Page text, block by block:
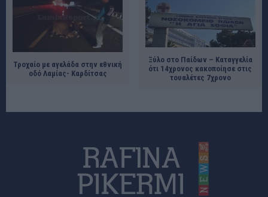
Τροχαίο με αγελάδα στην εθνική
οδό Λαμίας- Καρδίτσας
Ξύλο στο Παίδων – Καταγγελία
ότι 14χρονος κακοποίησε στις
τουαλέτες 7χρονο